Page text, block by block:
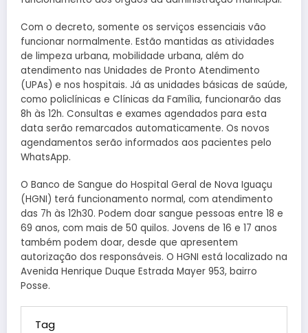
Com o decreto, somente os serviços essenciais vão
funcionar normalmente. Estão mantidas as atividades
de limpeza urbana, mobilidade urbana, além do
atendimento nas Unidades de Pronto Atendimento
(UPAs) e nos hospitais. Já as unidades básicas de saúde,
como policlínicas e Clínicas da Família, funcionarão das
8h às 12h. Consultas e exames agendados para esta
data serão remarcados automaticamente. Os novos
agendamentos serão informados aos pacientes pelo
WhatsApp.
O Banco de Sangue do Hospital Geral de Nova Iguaçu
(HGNI) terá funcionamento normal, com atendimento
das 7h às 12h30. Podem doar sangue pessoas entre 18 e
69 anos, com mais de 50 quilos. Jovens de 16 e 17 anos
também podem doar, desde que apresentem
autorização dos responsáveis. O HGNI está localizado na
Avenida Henrique Duque Estrada Mayer 953, bairro
Posse.
Tag